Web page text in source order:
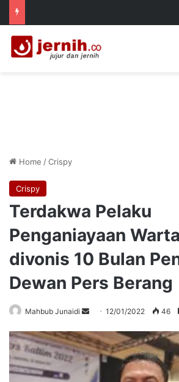
Home /Crispy
Crispy
Terdakwa Pelaku
Penganiayaan
divonis 10 Bulan
Dewan Pers Berang
Mahbub Junaidi
Send
email
12/01/2022 46